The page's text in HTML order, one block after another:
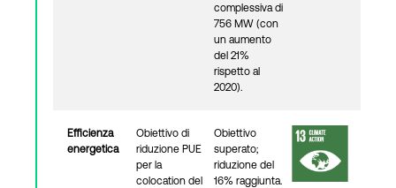
complessiva di
756 MW (con
un aumento
del 21%
rispetto al
2020).
Efficienza
energetica
Obiettivo di
riduzione PUE
per la
colocation del
Obiettivo
superato;
riduzione del
16% raggiunta.